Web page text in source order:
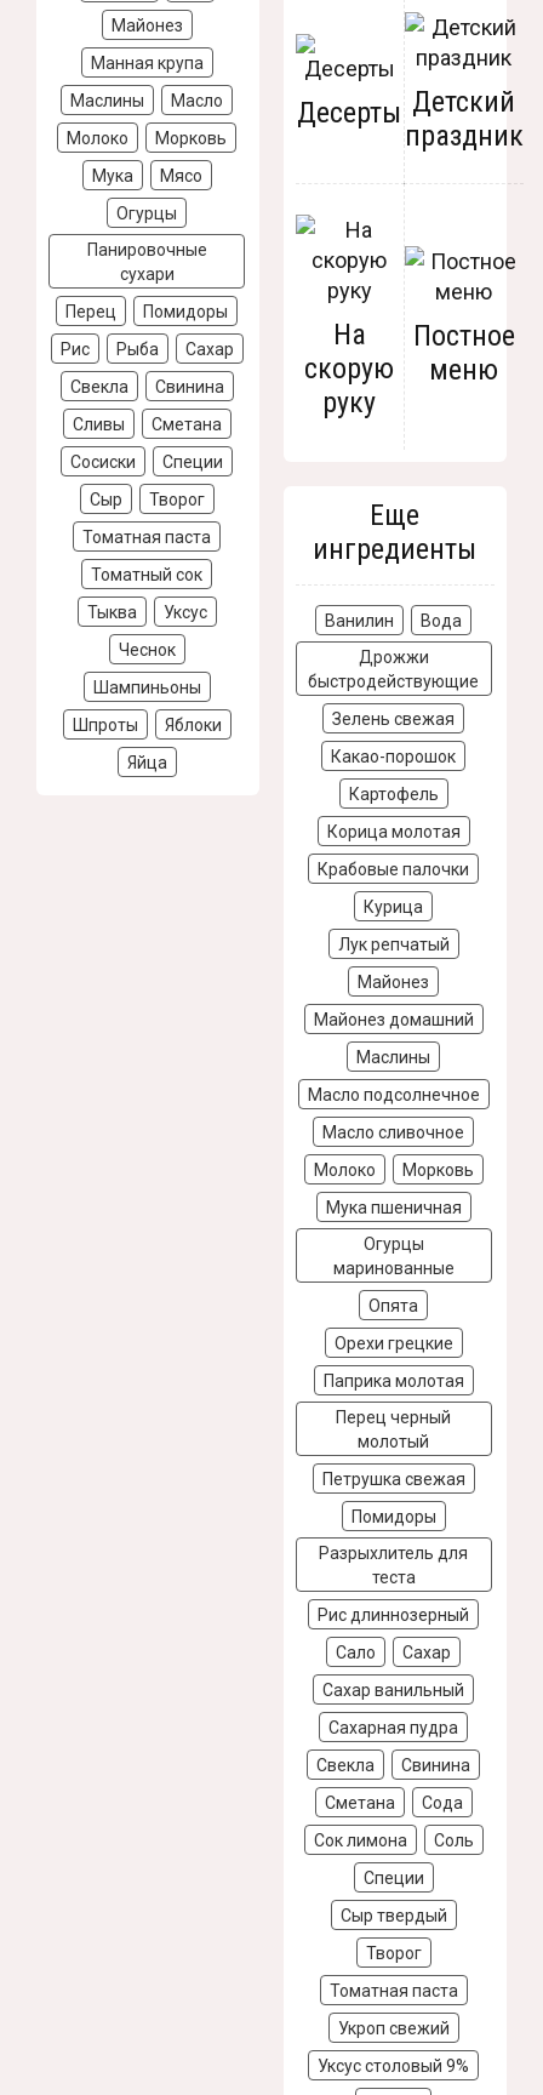
Майонез
Манная крупа
Маслины
Масло
Молоко
Морковь
Мука
Мясо
Огурцы
Панировочные
сухари
Перец
Помидоры
Рис
Рыба
Сахар
Свекла
Свинина
Сливы
Сметана
Сосиски
Специи
Сыр
Творог
Томатная паста
Томатный сок
Тыква
Уксус
Чеснок
Шампиньоны
Шпроты
Яблоки
Яйца
Десерты Детский
праздник
На
скорую
руку
Постное
меню
Еще
ингредиенты
Ванилин
Вода
Дрожжи
быстродействующие
Зелень свежая
Какао-порошок
Картофель
Корица молотая
Крабовые палочки
Курица
Лук репчатый
Майонез
Майонез домашний
Маслины
Масло подсолнечное
Масло сливочное
Молоко
Морковь
Мука пшеничная
Огурцы
маринованные
Опята
Орехи грецкие
Паприка молотая
Перец черный
молотый
Петрушка свежая
Помидоры
Разрыхлитель для
теста
Рис длиннозерный
Сало
Сахар
Сахар ванильный
Сахарная пудра
Свекла
Свинина
Сметана
Сода
Сок лимона
Соль
Специи
Сыр твердый
Творог
Томатная паста
Укроп свежий
Уксус столовый 9%